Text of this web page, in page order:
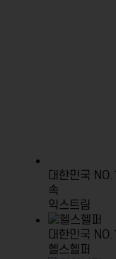
대한민국
속
익스트림
대한민국
헬스헬퍼